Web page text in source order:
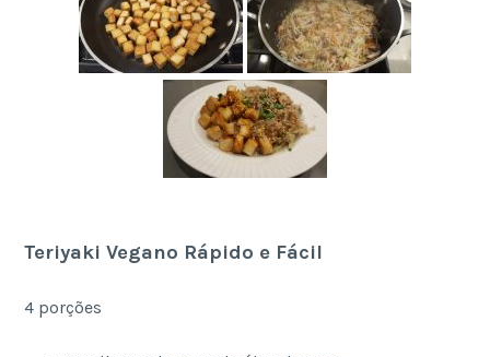
Teriyaki Vegano Rápido e Fácil
4 porções